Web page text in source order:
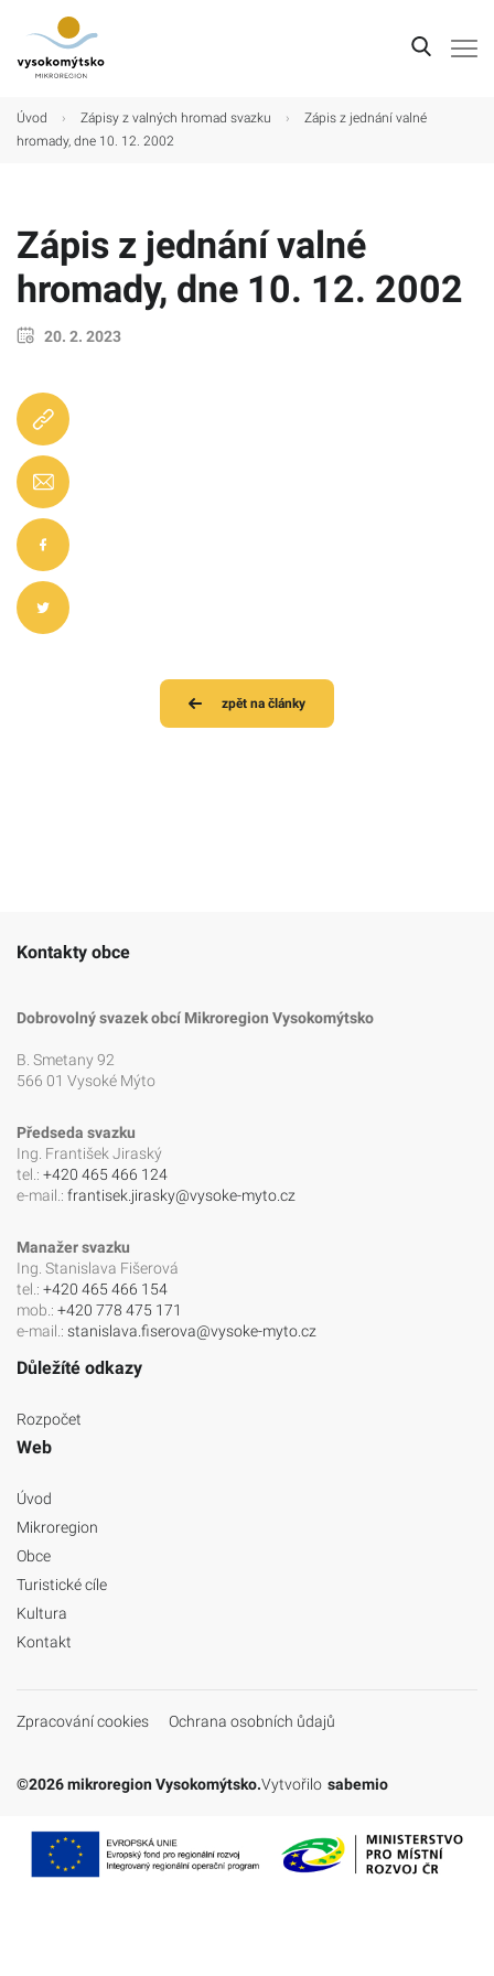
Úvod › Zápisy z valných hromad svazku ›
Zápis z jednání valné
hromady, dne 10. 12. 2002
Zápis z jednání valné
hromady, dne 10. 12. 2002
20. 2. 2023
zpět na články
Kontakty obce
Dobrovolný svazek obcí Mikroregion Vysokomýtsko
B. Smetany 92
566 01 Vysoké Mýto
Předseda svazku
Ing. František Jiraský
tel.: +420 465 466 124
e-mail.: frantisek.jirasky@vysoke-myto.cz
Manažer svazku
Ing. Stanislava Fišerová
tel.: +420 465 466 154
mob.: +420 778 475 171
e-mail.: stanislava.fiserova@vysoke-myto.cz
Důležíté odkazy
Rozpočet
Web
Úvod
Mikroregion
Obce
Turistické cíle
Kultura
Kontakt
Zpracování cookies Ochrana osobních ůdajů
©2026 mikroregion Vysokomýtsko.Vytvořilo sabemio
Úvod
Mikroregion
Turistické cíle
Kultura
Kontakt